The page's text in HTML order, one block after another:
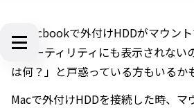
「Macbookで外付けHDDがマウン
クユーティリティにも表示されない
は何？」と戸惑っている方もいるか
Macで外付けHDDを接続した時、マ